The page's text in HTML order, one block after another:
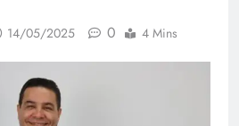
14/05/2025 0 4 Mins